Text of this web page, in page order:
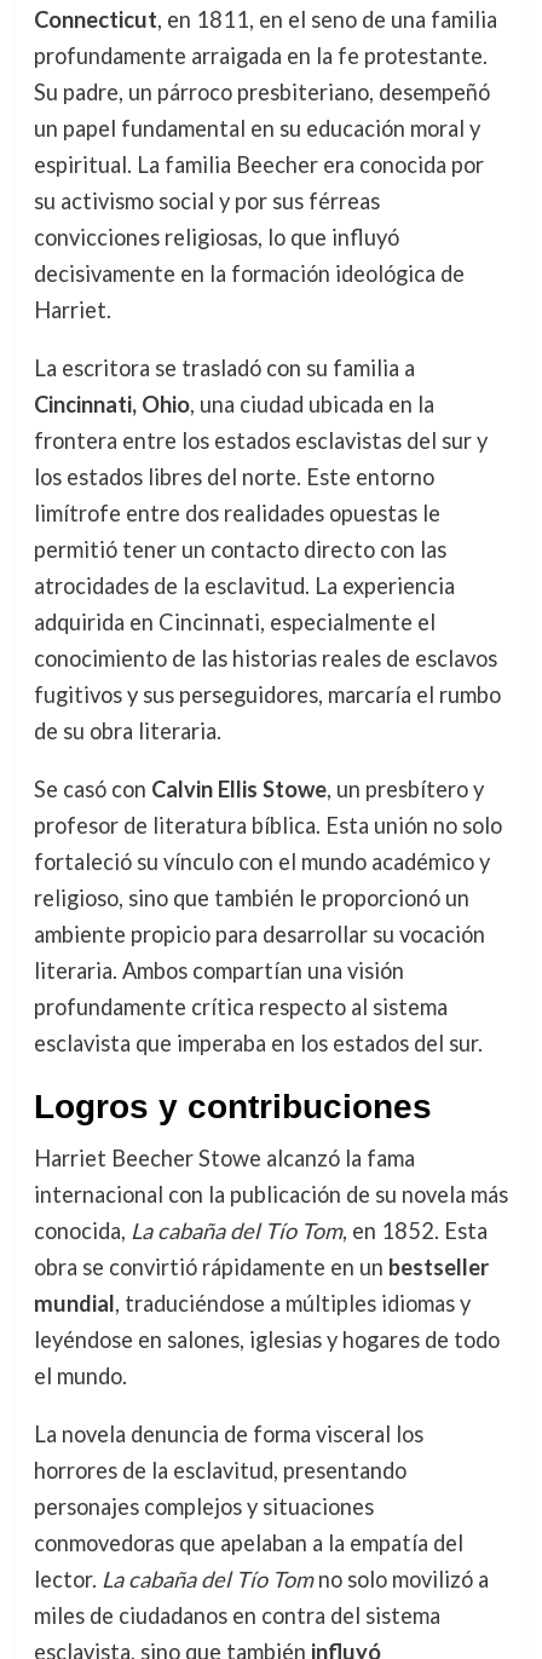
Connecticut, en 1811, en el seno de una familia
profundamente arraigada en la fe protestante.
Su padre, un párroco presbiteriano, desempeñó
un papel fundamental en su educación moral y
espiritual. La familia Beecher era conocida por
su activismo social y por sus férreas
convicciones religiosas, lo que influyó
decisivamente en la formación ideológica de
Harriet.
La escritora se trasladó con su familia a
Cincinnati, Ohio, una ciudad ubicada en la
frontera entre los estados esclavistas del sur y
los estados libres del norte. Este entorno
limítrofe entre dos realidades opuestas le
permitió tener un contacto directo con las
atrocidades de la esclavitud. La experiencia
adquirida en Cincinnati, especialmente el
conocimiento de las historias reales de esclavos
fugitivos y sus perseguidores, marcaría el rumbo
de su obra literaria.
Se casó con Calvin Ellis Stowe, un presbítero y
profesor de literatura bíblica. Esta unión no solo
fortaleció su vínculo con el mundo académico y
religioso, sino que también le proporcionó un
ambiente propicio para desarrollar su vocación
literaria. Ambos compartían una visión
profundamente crítica respecto al sistema
esclavista que imperaba en los estados del sur.
Logros y contribuciones
Harriet Beecher Stowe alcanzó la fama
internacional con la publicación de su novela más
conocida, La cabaña del Tío Tom, en 1852. Esta
obra se convirtió rápidamente en un bestseller
mundial, traduciéndose a múltiples idiomas y
leyéndose en salones, iglesias y hogares de todo
el mundo.
La novela denuncia de forma visceral los
horrores de la esclavitud, presentando
personajes complejos y situaciones
conmovedoras que apelaban a la empatía del
lector. La cabaña del Tío Tomno solo movilizó a
miles de ciudadanos en contra del sistema
esclavista, sino que también influyó